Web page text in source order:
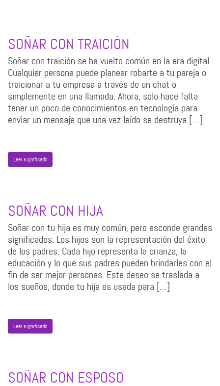
SOÑAR CON TRAICIÓN
Soñar con traición se ha vuelto común en la era digital.
Cualquier persona puede planear robarte a tu pareja o
traicionar a tu empresa a través de un chat o
simplemente en una llamada. Ahora, solo hace falta
tener un poco de conocimientos en tecnología para
enviar un mensaje que una vez leído se destruya […]
Leer significado
SOÑAR CON HIJA
Soñar con tu hija es muy común, pero esconde grandes
significados. Los hijos son la representación del éxito
de los padres. Cada hijo representa la crianza, la
educación y lo que sus padres pueden brindarles con el
fin de ser mejor personas. Este deseo se traslada a
los sueños, donde tu hija es usada para […]
Leer significado
SOÑAR CON ESPOSO